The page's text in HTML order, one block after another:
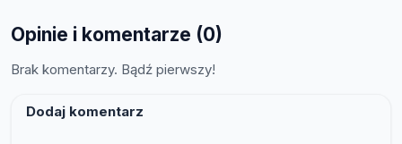
Opinie i komentarze (0)
Brak komentarzy. Bądź pierwszy!
Dodaj komentarz